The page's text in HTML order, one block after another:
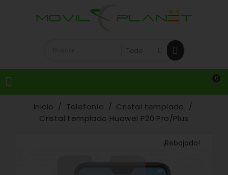
 0
Inicio Telefonía
Cristal templado
Cristal templado Huawei P20 Pro/Plus
¡Rebajado!